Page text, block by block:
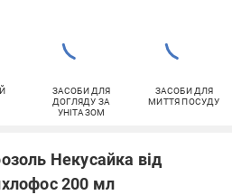
ЗАСОБИ ДЛЯ
ДОГЛЯДУ ЗА
УНІТАЗОМ
ЗАСОБИ ДЛЯ
МИТТЯ ПОСУДУ
Некусайка від
200 мл